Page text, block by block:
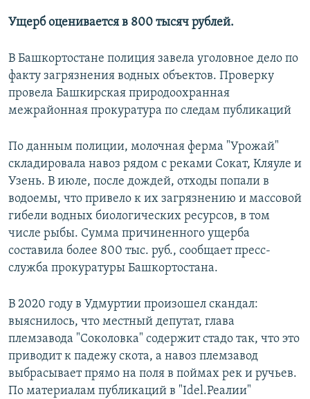
Все сайты РСЕ/РС
Ущерб оценивается в 800 тысяч рублей.
В Башкортостане полиция завела уголовное дело по
факту загрязнения водных объектов. Проверку
провела Башкирская природоохранная
межрайонная прокуратура по следам публикаций
По данным полиции, молочная ферма "Урожай"
складировала навоз рядом с реками Сокат, Кляуле и
Узень. В июле, после дождей, отходы попали в
водоемы, что привело к их загрязнению и массовой
гибели водных биологических ресурсов, в том
числе рыбы. Сумма причиненного ущерба
составила более 800 тыс. руб., сообщает пресс-
служба прокуратуры Башкортостана.
В 2020 году в Удмуртии произошел скандал:
выяснилось, что местный депутат, глава
племзавода "Соколовка" содержит стадо так, что это
приводит к падежу скота, а навоз племзавод
выбрасывает прямо на поля в поймах рек и ручьев.
По материалам публикаций в "Idel.Реалии"